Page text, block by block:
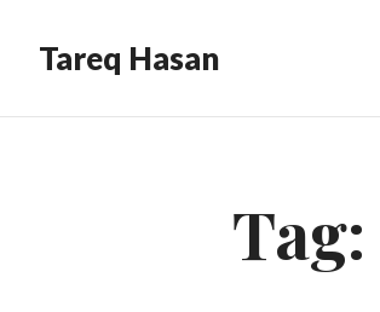
Tareq Hasan
Tag: